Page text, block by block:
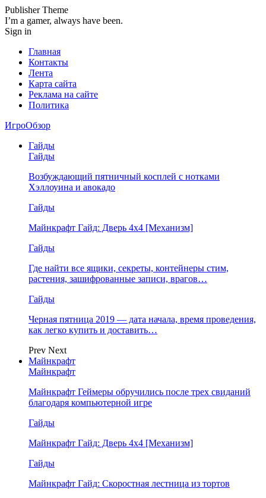
Publisher Theme
I’m a gamer, always have been.
Sign in
Главная
Контакты
Лента
Карта сайта
Реклама на сайте
Политика
ИгроОбзор
Гайды
Гайды
Возбуждающий пятничный косплей с нотками
Хэллоуина и авокадо
Гайды
Майнкрафт Гайд: Дверь 4х4 [Механизм]
Гайды
Где найти все ящики, секреты, контейнеры стим,
растения, зашифрованные записи, врагов…
Гайды
Черная пятница 2019 — дата начала, время проведения,
как легко купить и доставить…
Prev Next
Майнкрафт
Майнкрафт
Майнкрафт Геймеры обручились после трех свиданий
благодаря компьютерной игре
Гайды
Майнкрафт Гайд: Дверь 4х4 [Механизм]
Гайды
Майнкрафт Гайд: Скоростная лестница из тортов